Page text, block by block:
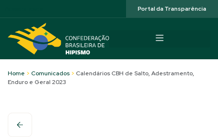
Portal da Transparência
Home > Comunicados > Calendários CBH de Salto, Adestramento,
Enduro e Geral 2023